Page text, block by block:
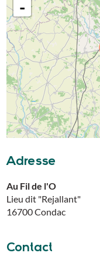
-
Adresse
Au Fil de l'O
Lieu dit "Rejallant"
16700Condac
Contact